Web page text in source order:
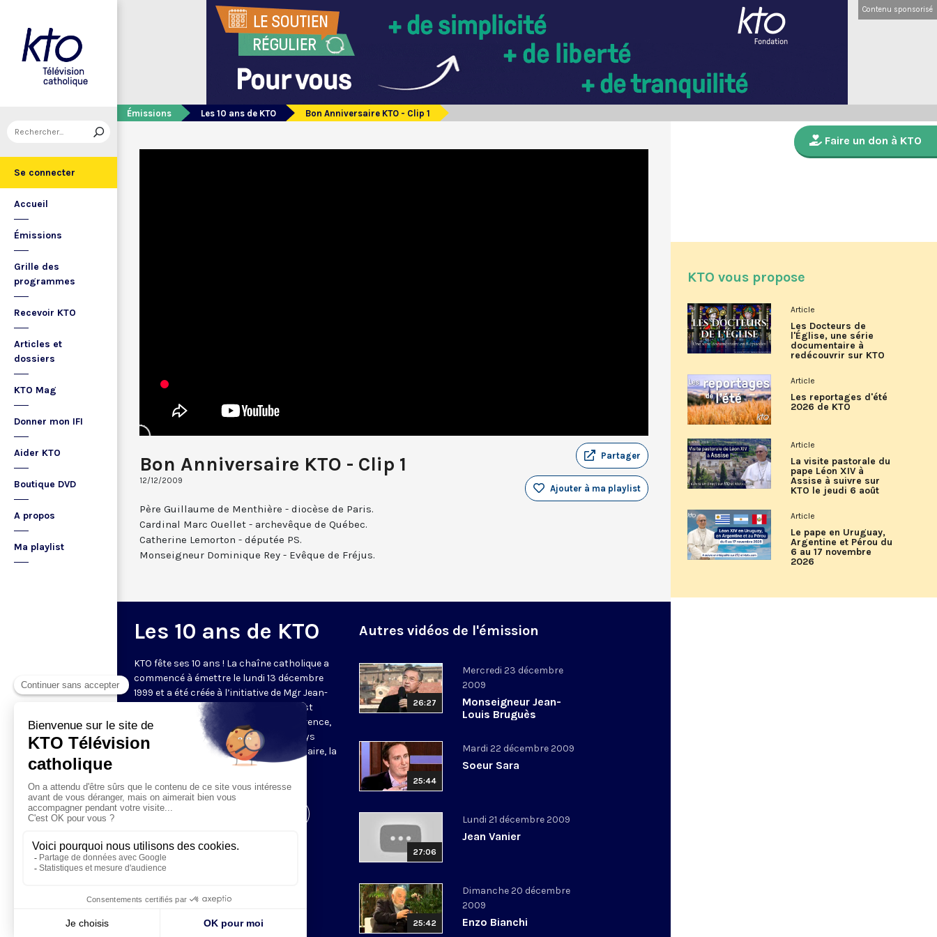
Se connecter
Accueil
Émissions
Grille des
programmes
Recevoir KTO
Articles et
dossiers
KTO Mag
Donner mon IFI
Aider KTO
Boutique DVD
A propos
Ma playlist
Contenu sponsorisé
Émissions Les 10 ans de KTO Bon Anniversaire KTO - Clip 1
Bon Anniversaire KTO - Clip 1
12/12/2009
Partager
Ajouter à ma playlist
Père Guillaume de Menthière - diocèse de Paris.
Cardinal Marc Ouellet - archevêque de Québec.
Catherine Lemorton - députée PS.
Monseigneur Dominique Rey - Evêque de Fréjus.
Les 10 ans de KTO
KTO fête ses 10 ans ! La chaîne catholique a
commencé à émettre le lundi 13 décembre
1999 et a été créée à l’initiative de Mgr Jean-
Marie Lustiger. 10 ans plus tard, KTO est
devenu un média francophone de référence,
diffusée dans plusieurs dizaines de pays
dans le monde. Pour fêter cet anniversaire, la
chaîne a déployé une programmation
spéciale.
Visiter la page de l'émission
Autres vidéos de l'émission
26:27
Mercredi 23 décembre
2009
Monseigneur Jean-
Louis Bruguès
25:44
Mardi 22 décembre 2009
Soeur Sara
27:06
Lundi 21 décembre 2009
Jean Vanier
25:42
Dimanche 20 décembre
2009
Enzo Bianchi
Faire un don à KTO
KTO vous propose
Article
Les Docteurs de
l'Église, une série
documentaire à
redécouvrir sur KTO
Article
Les reportages d'été
2026 de KTO
Article
La visite pastorale du
pape Léon XIV à
Assise à suivre sur
KTO le jeudi 6 août
Article
Le pape en Uruguay,
Argentine et Pérou du
6 au 17 novembre
2026